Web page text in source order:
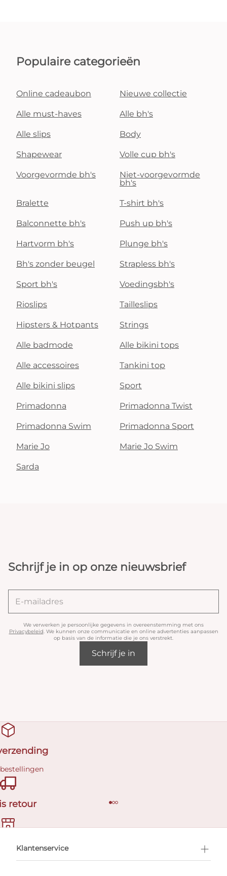
Populaire categorieën
Online cadeaubon Nieuwe collectie
Alle must-haves Alle bh's
Alle slips Body
Shapewear Volle cup bh's
Voorgevormde bh's
Niet-voorgevormde
bh's
Bralette T-shirt bh's
Balconnette bh's Push up bh's
Hartvorm bh's Plunge bh's
Bh's zonder beugel Strapless bh's
Sport bh's Voedingsbh's
Rioslips Tailleslips
Hipsters & Hotpants Strings
Alle badmode Alle bikini tops
Alle accessoires Tankini top
Alle bikini slips Sport
Primadonna Primadonna Twist
Primadonna Swim Primadonna Sport
Marie Jo Marie Jo Swim
Sarda
Schrijf je in op onze nieuwsbrief
We verwerken je persoonlijke gegevens in overeenstemming met ons
Privacybeleid. We kunnen onze communicatie en online advertenties aanpassen
op basis van de informatie die je ons verstrekt.
Schrijf je in
retour
afspraak
Klantenservice